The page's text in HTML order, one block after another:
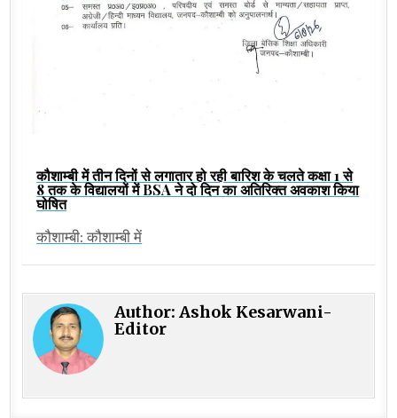
कौशाम्बी में तीन दिनों से लगातार हो रही बारिश के चलते कक्षा 1 से
8 तक के विद्यालयों में BSA ने दो दिन का अतिरिक्त अवकाश किया
घोषित
कौशाम्बी: कौशाम्बी में
Author:Ashok Kesarwani-
Editor